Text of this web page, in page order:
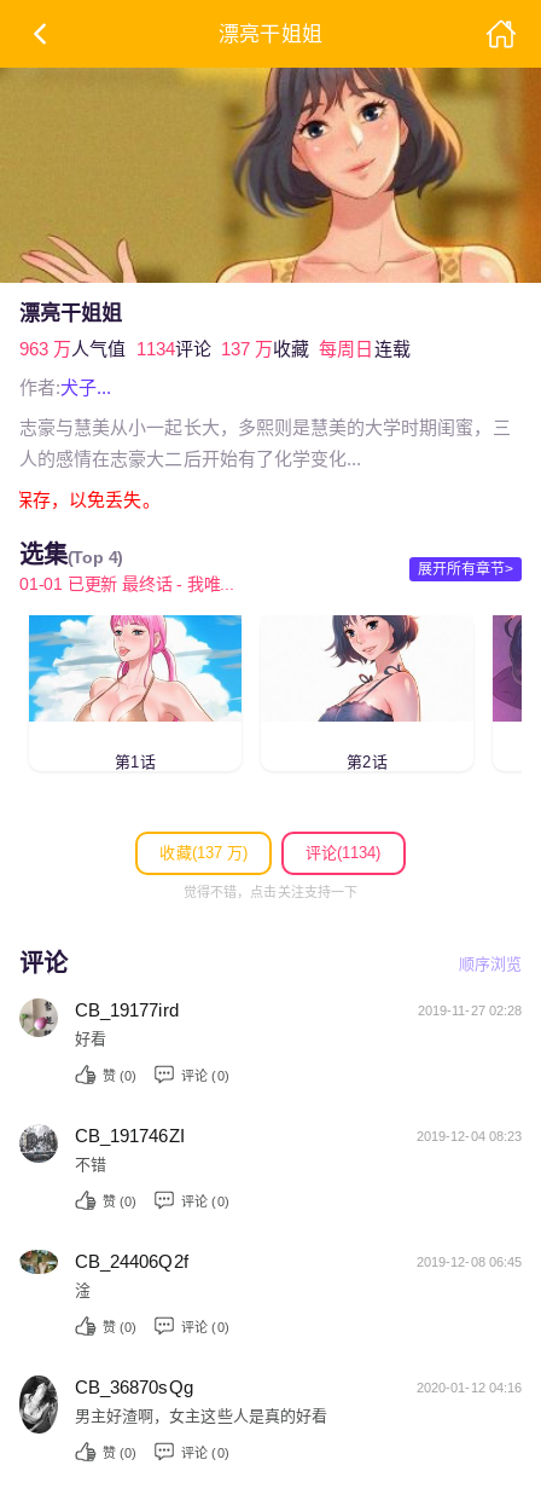
漂亮干姐姐
漂亮干姐姐
963 万人气值 1134评论 137 万收藏 每周日 连载
作者:犬子...
志豪与慧美从小一起长大，多熙则是慧美的大学时期闺蜜，三
人的感情在志豪大二后开始有了化学变化...
存，以免丢失。
选集(Top 4)
01-01 已更新 最终话 - 我唯...
展开所有章节>
第1话 第2话
收藏(137 万) 评论(1134)
觉得不错，点击关注支持一下
评论 顺序浏览
CB_19177ird 2019-11-27 02:28
好看
赞 (0) 评论 (0)
CB_191746ZI 2019-12-04 08:23
不错
赞 (0) 评论 (0)
CB_24406Q2f 2019-12-08 06:45
淦
赞 (0) 评论 (0)
CB_36870sQg 2020-01-12 04:16
男主好渣啊，女主这些人是真的好看
赞 (0) 评论 (0)